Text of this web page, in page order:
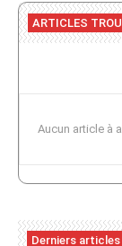
ARTICLES
Aucun article à
Derniers articles